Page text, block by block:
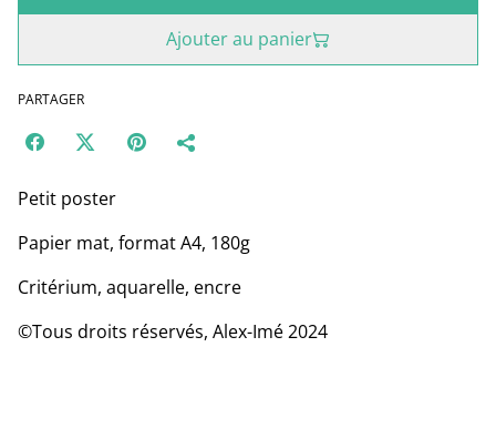
Ajouter au panier
PARTAGER
Petit poster
Papier mat, format A4, 180g
Critérium, aquarelle, encre
©Tous droits réservés, Alex-Imé 2024